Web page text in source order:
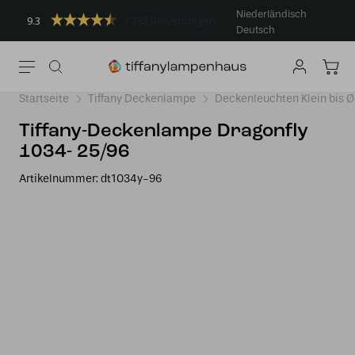
9.3
Niederländisch
Deutsch
Startseite Tiffany Deckenlampe Deckenleuchten Klein bis
Tiffany-Deckenlampe Dragonfly
1034- 25/96
Artikelnummer: dt1034y-96